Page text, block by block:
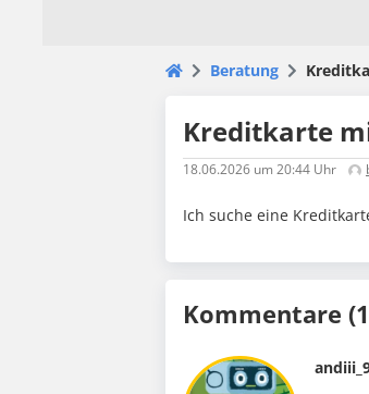
Beratung
Kreditkarte
18.06.2026 um 20:44 Uhr
Ich suche eine
Kommentare